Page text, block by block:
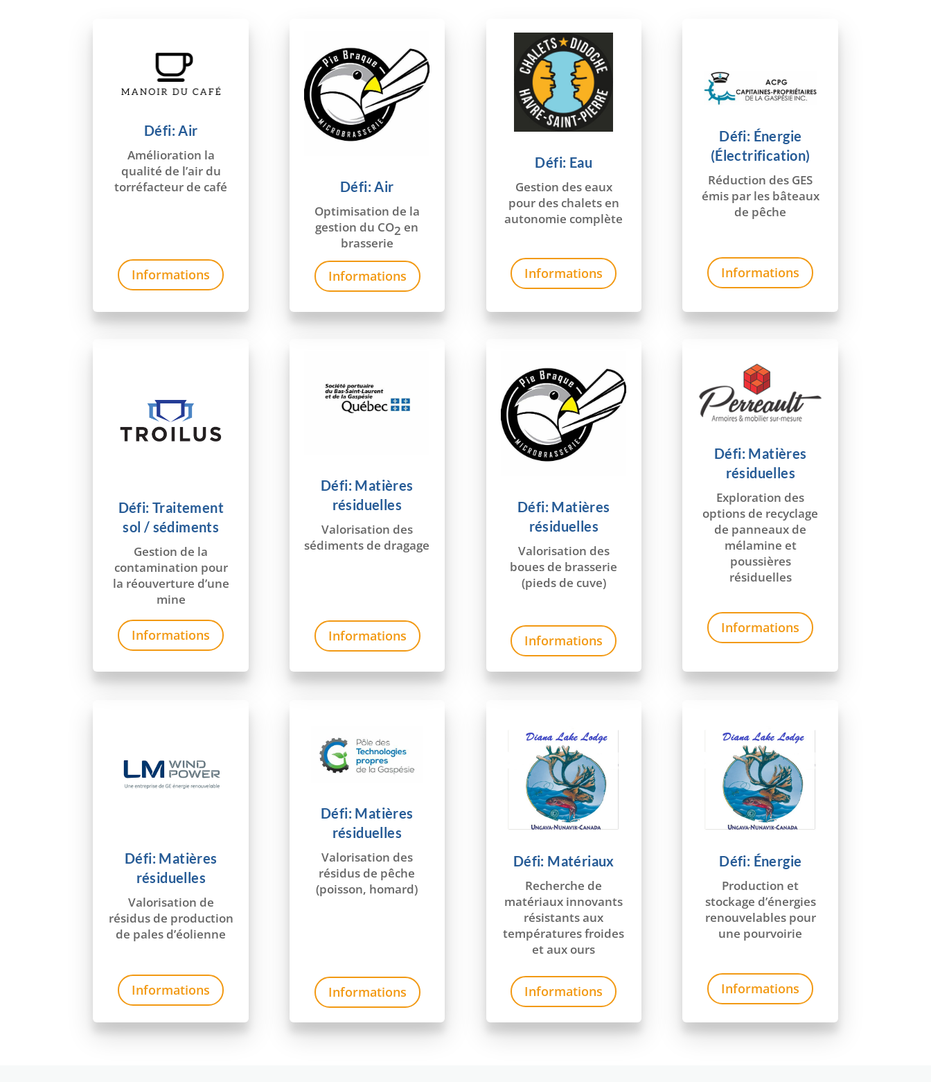
Défi: Air
Amélioration la
qualité de l’air du
torréfacteur de café
Informations
Défi: Air
Optimisation de la
gestion du CO2 en
brasserie
Informations
Défi: Eau
Gestion des eaux
pour des chalets en
autonomie complète
Informations
Défi: Énergie
(Électrification)
Réduction des GES
émis par les bâteaux
de pêche
Informations
Défi: Traitement
sol / sédiments
Gestion de la
contamination pour
la réouverture d’une
mine
Informations
Défi: Matières
résiduelles
Valorisation des
sédiments de dragage
Informations
Défi: Matières
résiduelles
Valorisation des
boues de brasserie
(pieds de cuve)
Informations
Défi: Matières
résiduelles
Exploration des
options de recyclage
de panneaux de
mélamine et
poussières
résiduelles
Informations
Défi: Matières
résiduelles
Valorisation de
résidus de production
de pales d’éolienne
Informations
Défi: Matières
résiduelles
Valorisation des
résidus de pêche
(poisson, homard)
Informations
Défi: Matériaux
Recherche de
matériaux innovants
résistants aux
températures froides
et aux ours
Informations
Défi: Énergie
Production et
stockage d’énergies
renouvelables pour
une pourvoirie
Informations